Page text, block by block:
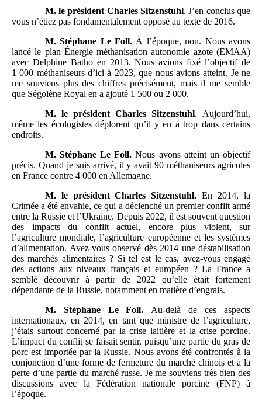
M. le président Charles Sitzenstuhl. J’en conclus que
vous n’étiez pas fondamentalement opposé au texte de 2016.
M. Stéphane Le Foll.À l’époque, non. Nous avons
lancé le plan Énergie méthanisation autonomie azote (EMAA)
avec Delphine Batho en 2013. Nous avions fixé l’objectif de
1 000 méthaniseurs d’ici à 2023, que nous avions atteint. Je ne
me souviens plus des chiffres précisément, mais il me semble
que Ségolène Royal en a ajouté 1 500 ou 2 000.
M. le président Charles Sitzenstuhl. Aujourd’hui,
même les écologistes déplorent qu’il y en a trop dans certains
endroits.
M. Stéphane Le Foll. Nous avons atteint un objectif
précis. Quand je suis arrivé, il y avait 90 méthaniseurs agricoles
en France contre 4 000 en Allemagne.
M. le président Charles Sitzenstuhl. En 2014, la
Crimée a été envahie, ce qui a déclenché un premier conflit armé
entre la Russie et l’Ukraine. Depuis 2022, il est souvent question
des impacts du conflit actuel, encore plus violent, sur
l’agriculture mondiale, l’agriculture européenne et les systèmes
d’alimentation. Avez-vous observé dès 2014 une déstabilisation
des marchés alimentaires ? Si tel est le cas, avez-vous engagé
des actions aux niveaux français et européen ? La France a
semblé découvrir à partir de 2022 qu’elle était fortement
dépendante de la Russie, notamment en matière d’engrais.
M.
Stéphane Le Foll. Au-delà de ces aspects
internationaux, en 2014, en tant que ministre de l’agriculture,
j’étais surtout concerné par la crise laitière et la crise porcine.
L’impact du conflit se faisait sentir, puisqu’une partie du gras de
porc est importée par la Russie. Nous avons été confrontés à la
conjonction d’une forme de fermeture du marché chinois et à la
perte d’une partie du marché russe. Je me souviens très bien des
discussions avec la Fédération nationale porcine (FNP) à
l’époque.